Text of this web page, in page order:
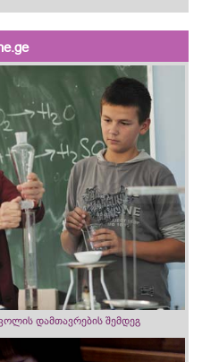
დამთავრების შემდეგ